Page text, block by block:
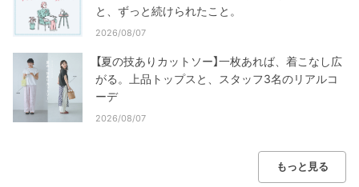
と、ずっと続けられたこと。
2026/08/07
【夏の技ありカットソー】一枚あれば、着こなし広
がる。上品トップスと、スタッフ3名のリアルコ
ーデ
2026/08/07
もっと見る